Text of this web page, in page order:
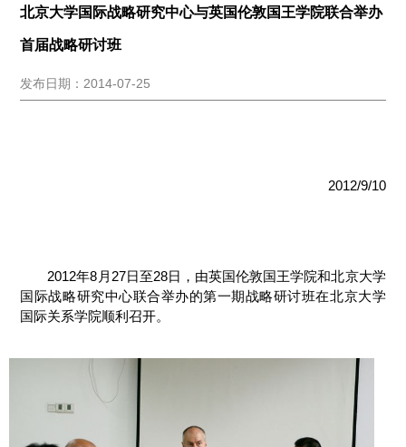
北京大学国际战略研究中心与英国伦敦国王学院联合举办
首届战略研讨班
发布日期：2014-07-25
2012/9/10
2012年8月27日至28日，由英国伦敦国王学院和北京大学
国际战略研究中心联合举办的第一期战略研讨班在北京大学
国际关系学院顺利召开。